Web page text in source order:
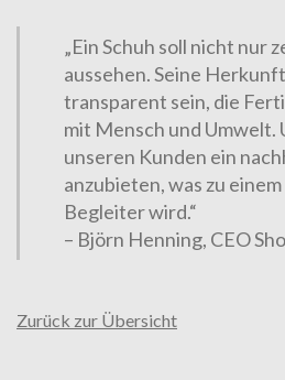
„Ein Schuh soll nicht nur
aussehen. Seine
transparent sein, die
mit Mensch und Umwelt.
unseren Kunden ein
anzubieten, was zu
Begleiter wird.“
– Björn Henning, CEO
Zurück zur Übersicht